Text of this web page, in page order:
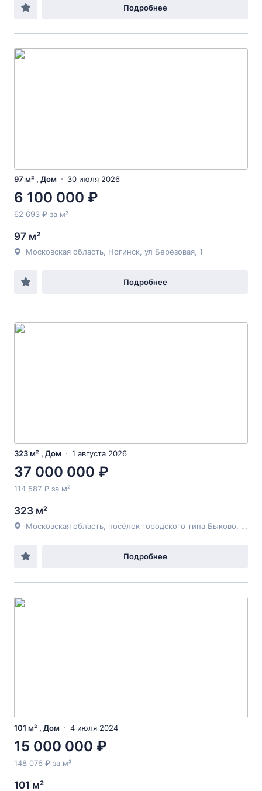
Подробнее
97 м² , Дом 30 июля 2026
6 100 000 ₽
62 693 ₽ за м²
97 м²
Московская область, Ногинск, ул Берёзовая, 1
Подробнее
323 м² , Дом 1 августа 2026
37 000 000 ₽
114 587 ₽ за м²
323 м²
Московская область, посёлок городского типа Быково, Ново-Полевая улица, 18
Подробнее
101 м² , Дом 4 июля 2024
15 000 000 ₽
148 076 ₽ за м²
101 м²